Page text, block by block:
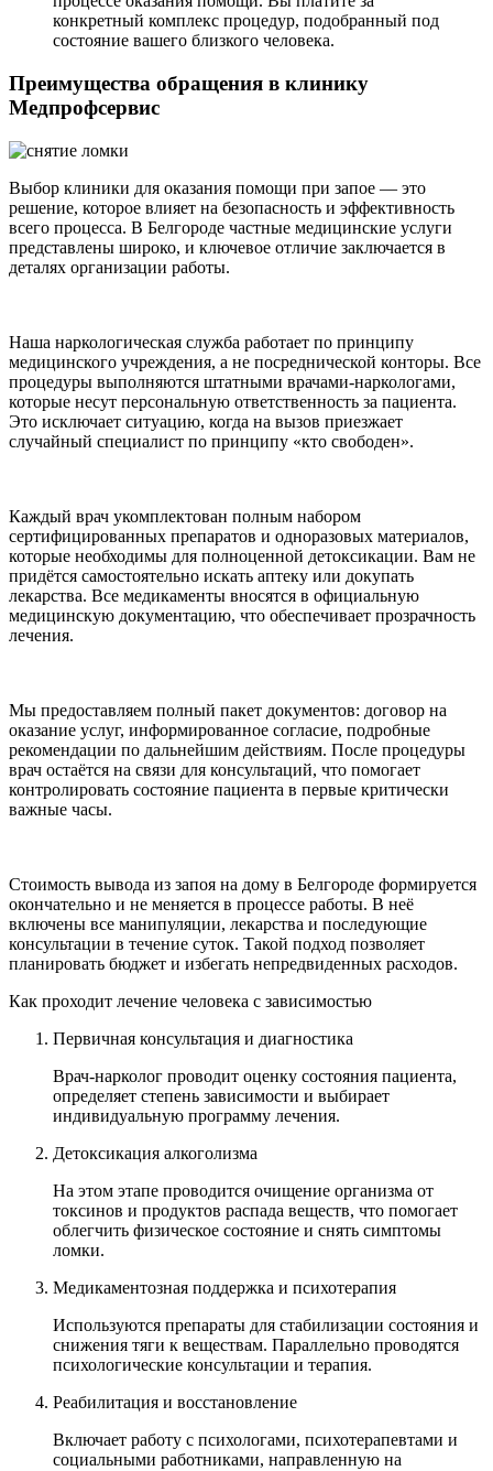
конкретный комплекс процедур, подобранный под
состояние вашего близкого человека.
Преимущества обращения в клинику
Медпрофсервис
Выбор клиники для оказания помощи при запое — это
решение, которое влияет на безопасность и эффективность
всего процесса. В Белгороде частные медицинские услуги
представлены широко, и ключевое отличие заключается в
деталях организации работы.
Наша наркологическая служба работает по принципу
медицинского учреждения, а не посреднической конторы. Все
процедуры выполняются штатными врачами-наркологами,
которые несут персональную ответственность за пациента.
Это исключает ситуацию, когда на вызов приезжает
случайный специалист по принципу «кто свободен».
Каждый врач укомплектован полным набором
сертифицированных препаратов и одноразовых материалов,
которые необходимы для полноценной детоксикации. Вам не
придётся самостоятельно искать аптеку или докупать
лекарства. Все медикаменты вносятся в официальную
медицинскую документацию, что обеспечивает прозрачность
лечения.
Мы предоставляем полный пакет документов: договор на
оказание услуг, информированное согласие, подробные
рекомендации по дальнейшим действиям. После процедуры
врач остаётся на связи для консультаций, что помогает
контролировать состояние пациента в первые критически
важные часы.
Стоимость вывода из запоя на дому в Белгороде формируется
окончательно и не меняется в процессе работы. В неё
включены все манипуляции, лекарства и последующие
консультации в течение суток. Такой подход позволяет
планировать бюджет и избегать непредвиденных расходов.
Как проходит лечение человека с зависимостью
Первичная консультация и диагностика
Врач-нарколог проводит оценку состояния пациента,
определяет степень зависимости и выбирает
индивидуальную программу лечения.
Детоксикация алкоголизма
На этом этапе проводится очищение организма от
токсинов и продуктов распада веществ, что помогает
облегчить физическое состояние и снять симптомы
ломки.
Медикаментозная поддержка и психотерапия
Используются препараты для стабилизации состояния и
снижения тяги к веществам. Параллельно проводятся
психологические консультации и терапия.
Реабилитация и восстановление
Включает работу с психологами, психотерапевтами и
социальными работниками, направленную на